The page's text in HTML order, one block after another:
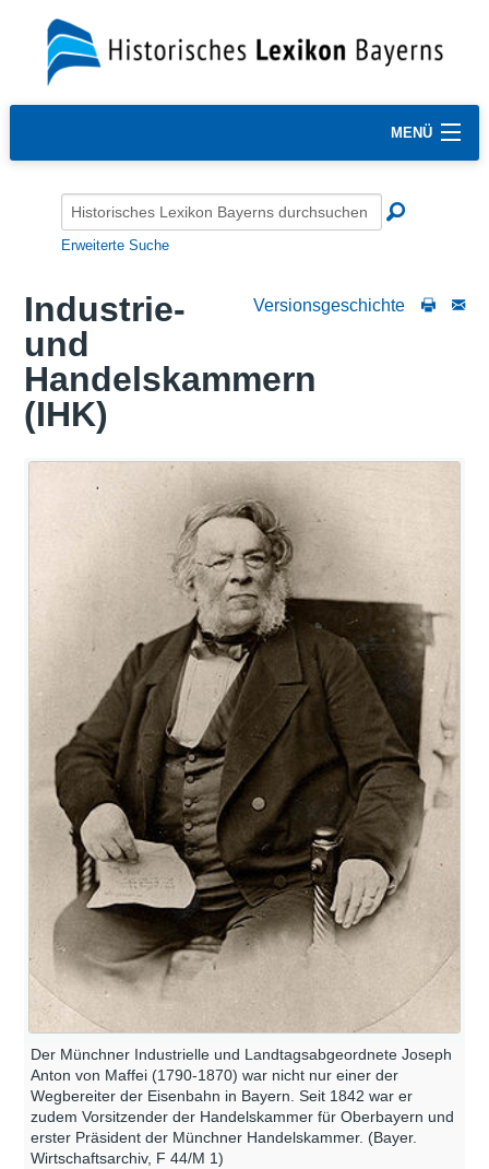
MENÜ
Erweiterte Suche
Versionsgeschichte
Industrie-
und
Handelskammern
(IHK)
Der Münchner Industrielle und Landtagsabgeordnete Joseph
Anton von Maffei (1790-1870) war nicht nur einer der
Wegbereiter der Eisenbahn in Bayern. Seit 1842 war er
zudem Vorsitzender der Handelskammer für Oberbayern und
erster Präsident der Münchner Handelskammer. (Bayer.
Wirtschaftsarchiv, F 44/M 1)